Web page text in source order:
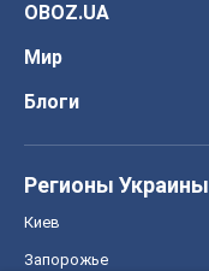
OBOZ.UA
Мир
Блоги
Регионы Украины
Киев
Запорожье